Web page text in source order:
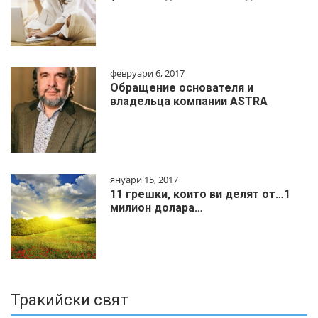
февруари 6, 2017
Обращение основателя и
владельца компании ASTRA
януари 15, 2017
11 грешки, които ви делят от…1
милиoн дoлapa…
Тракийски свят